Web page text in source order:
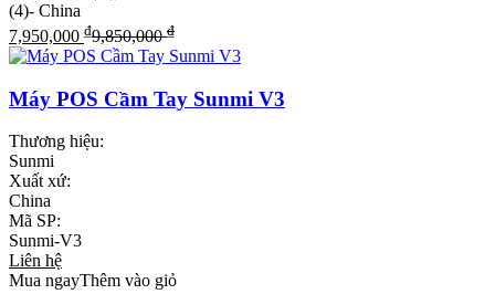
(4)- China
7,950,000 ₫9,850,000₫
Máy POS Cầm Tay Sunmi V3
Thương hiệu:
Sunmi
Xuất xứ:
China
Mã SP:
Sunmi-V3
Liên hệ
Mua ngayThêm vào giỏ